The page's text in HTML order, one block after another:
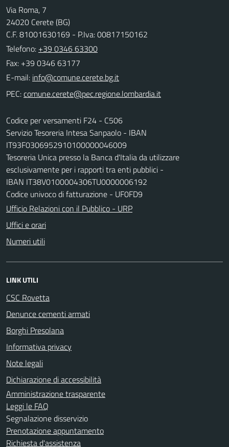
Via Roma, 7
24020 Cerete (BG)
C.F. 81001630169 - P.Iva: 00817150162
Telefono: +39 0346 63300
Fax: +39 0346 63177
E-mail:
PEC:
Codice per versamenti F24 - C506
Servizio Tesoreria Intesa Sanpaolo - IBAN
IT93F0306952910100000046009
Tesoreria Unica presso la Banca d'Italia da utilizzare
esclusivamente per i rapporti tra enti pubblici -
IBAN IT38V0100004306TU0000006192
Codice univoco di fatturazione - UF0FD9
Ufficio Relazioni con il Pubblico - URP
Uffici e orari
Numeri utili
LINK UTILI
CSC Rovetta
Denunce cementi armati
Borghi Presolana
Informativa privacy
Note legali
Dichiarazione di accessibilità
Amministrazione trasparente
Leggi le FAQ
Segnalazione disservizio
Prenotazione appuntamento
Richiesta d'assistenza